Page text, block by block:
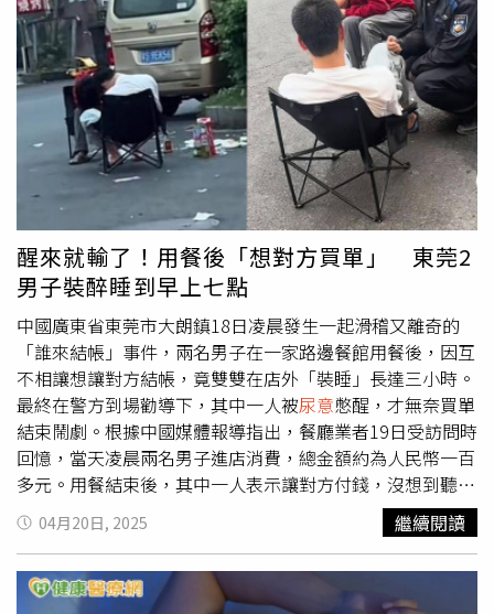
瘋狂流汗，過程中更完全「零尿意
」，建龍笑說：「在猛爆
日曬下，才發現好幾個小時下來完全尿不出一滴尿，只能瘋
狂灌運動飲料，到下午身體才慢慢恢復正常，真的是人生難
忘的經驗之一！」
浴時，聽到水流聲，膀胱就會產生『想排尿』的反應。」歐
文指出，長期下來，這種情況會干擾身體的機制，使人頻繁
地有尿意而上廁所。此外，有專家警告，女性若在淋浴時排
尿，可能增加泌尿道感染症，甚至有腎衰竭的風險。專家進
一步指出，男性因為有攝護腺支撐膀胱，才可以站立排尿，
然而女性缺乏這種優勢。對此，波士頓骨盆底治療師艾莉西
亞傑弗瑞托馬斯（Dr. Alicia Jeffrey-Thomas）指出，女性的
身體「不適合站立排尿」。艾莉西亞傑弗瑞托馬斯進一步表
示，「當女性站著排尿時，骨盆底肌肉無法完全放鬆，會導
致膀胱中的尿液無法排空。」報導指出，人體膀胱排尿不完
全，醫學上稱為「尿滯留(urinary retention) 」，可能引發
多種健康問題，且不論男女，若在淋浴時下半身有開放性傷
口，尿液中的細菌可能順著水流侵入皮膚誘發感染症，不過
風險相對較低。但專家仍提醒，民眾仍應盡量避免相關行
為，以降低未來發生尿失禁、尿道感染及其他泌尿系統疾病
的風險。
醒來就輸了！用餐後「想對方買單」 東莞2
男子裝醉睡到早上七點
中國廣東省東莞市大朗鎮18日凌晨發生一起滑稽又離奇的
「誰來結帳」事件，兩名男子在一家路邊餐館用餐後，因互
不相讓想讓對方結帳，竟雙雙在店外「裝睡」長達三小時。
最終在警方到場勸導下，其中一人被尿意憋醒，才無奈買單
結束鬧劇。根據中國媒體報導指出，餐廳業者19日受訪問時
回憶，當天凌晨兩名男子進店消費，總金額約為人民幣一百
多元。用餐結束後，其中一人表示讓對方付錢，沒想到聽到
要結帳的那一方立刻「睡著」，另一人也隨即效仿，雙雙倚
在椅子上假寐，誰也不願買單。店家說，他們從凌晨4點開
始僵持，一直耗到清晨7點，始終沒有人主動結帳。由於擔
心兩人深夜滯留街頭可能發生危險，店家最終選擇報警處
04月20日, 2025 繼續閱讀